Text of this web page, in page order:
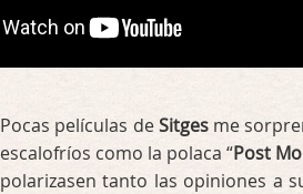
Pocas películas deSitgesme
escalofríos como la polaca “Post
polarizasen tanto las opiniones a